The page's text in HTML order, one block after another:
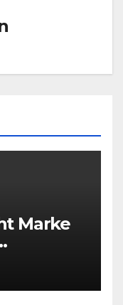
Marke